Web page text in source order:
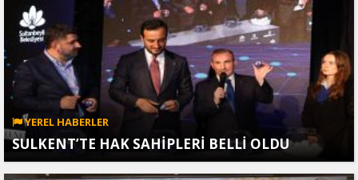
YEREL HABERLER
SULKENT’TE HAK SAHİPLERİ BELLİ OLDU